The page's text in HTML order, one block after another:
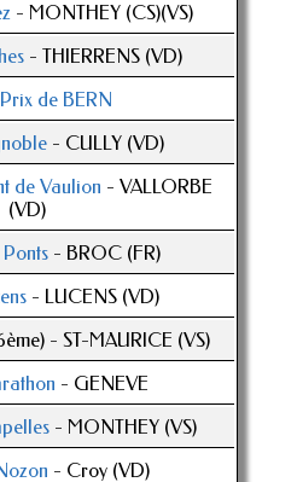
- MONTHEY (CS)(VS)
- THIERRENS (VD)
de BERN
- CULLY (VD)
de Vaulion - VALLORBE
(VD)
- BROC (FR)
- LUCENS (VD)
- ST-MAURICE (VS)
- GENEVE
- MONTHEY (VS)
- Croy (VD)